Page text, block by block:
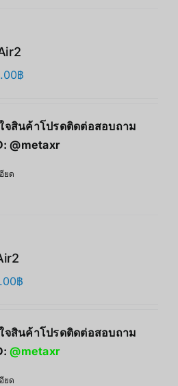
฿
จสินค้าโปรดติดต่อสอบถาม
@metaxr
ยด
฿
จสินค้าโปรดติดต่อสอบถาม
@metaxr
ยด